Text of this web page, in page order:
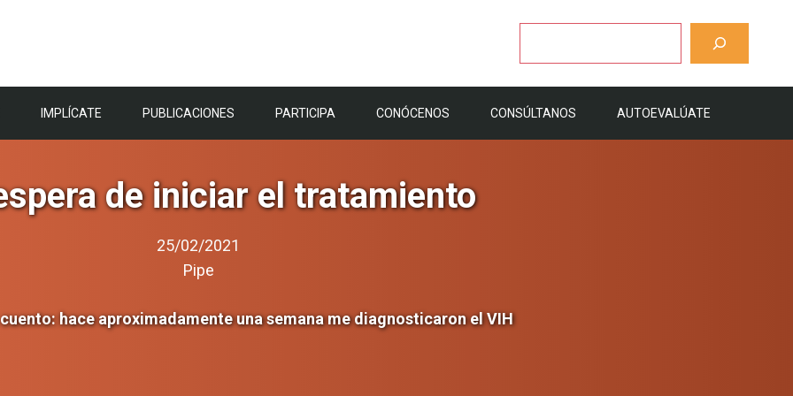
IMPLÍCATE PUBLICACIONES PARTICIPA CONÓCENOS CONSÚLTANOS AUTOEVALÚATE
de iniciar el tratamiento
25/02/2021
Pipe
hace aproximadamente una semana me diagnosticaron el VIH